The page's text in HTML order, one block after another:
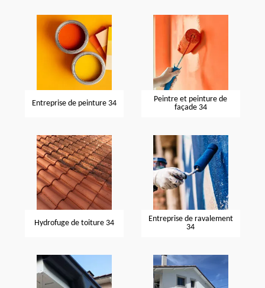
Entreprise de peinture 34
Peintre et peinture de
façade 34
Hydrofuge de toiture 34
Entreprise de ravalement
34